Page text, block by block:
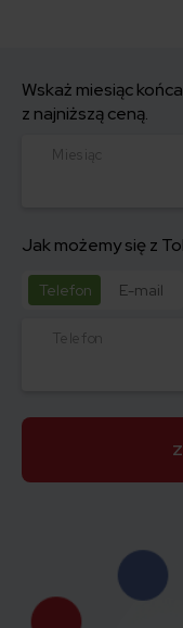
Wskaż miesiąc
z najniższą ceną.
Miesiąc
Jak możemy się z
Telefon E-mail
Telefon